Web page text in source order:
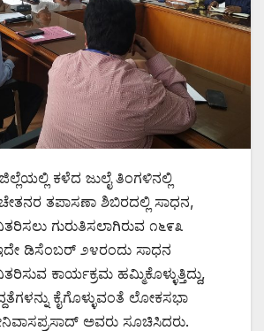
ಕಳೆದ ಜುಲೈ ತಿಂಗಳಿನಲ್ಲಿ
ತಪಾಸಣಾ ಶಿಬಿರದಲ್ಲಿ ಸಾಧನ,
ಗುರುತಿಸಲಾಗಿರುವ ೧೬೯೩
ಡಿಸೆಂಬರ್ ೨೪ರಂದು ಸಾಧನ
ಕಾರ್ಯಕ್ರಮ ಹಮ್ಮಿಕೊಳ್ಳುತ್ತಿದ್ದು,
ಕೈಗೊಳ್ಳುವಂತೆ ಲೋಕಸಭಾ
ಅವರು ಸೂಚಿಸಿದರು.